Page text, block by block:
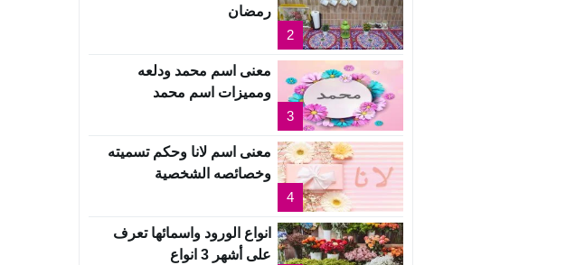
2
رمضان
3
معنى اسم محمد ودلعه
ومميزات اسم محمد
4
معنى اسم لانا وحكم تسميته
وخصائصه الشخصية
انواع الورود واسمائها تعرف
على أشهر 3 انواع